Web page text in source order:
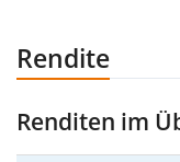
Rendite
Renditen im